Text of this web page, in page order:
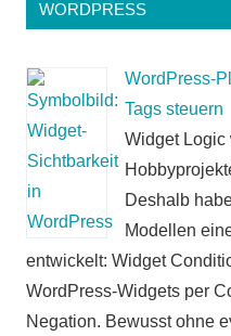
WORDPRESS
WordPress-
Tags steuern
Widget Logic
Deshalb
Modellen
entwickelt: Widget
WordPress-Widgets per
Negation. Bewusst ohne